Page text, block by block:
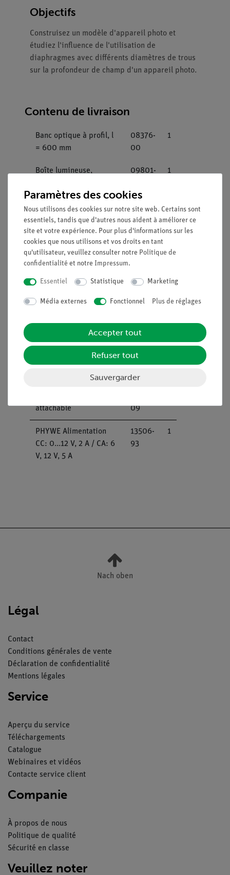
Objectifs
Construisez un modèle d'appareil photo et
étudiez l'influence de l'utilisation de
diaphragmes avec différents diamètres de trous
sur la profondeur de champ d'un appareil photo.
Contenu de livraison
Banc optique à profil, l
= 600 mm
08376-
00
1
Boîte lumineuse,
09801-
1
Support avec tige pour
boîte lumineuse
09802-
20
1
Diaphragmes à trou, jeu
de 4 (d = 1/2/3/5 mm),
50 x 50 mm
09815-
00
d=20mm
01
Lentille sur curseur,
09820-
01
1
Curseur pour banc
09822-
00
attachable
09
PHYWE Alimentation
CC: 0...12 V, 2 A / CA: 6
V, 12 V, 5 A
13506-
93
1
Nach oben
Légal
Contact
Conditions générales de vente
Déclaration de confidentialité
Mentions légales
Service
Aperçu du service
Téléchargements
Catalogue
Webinaires et vidéos
Contacte service client
Companie
À propos de nous
Politique de qualité
Sécurité en classe
Veuillez noter
Paramètres des cookies
Nous utilisons des cookies sur notre site web. Certains sont
essentiels, tandis que d'autres nous aident à améliorer ce
site et votre expérience. Pour plus d'informations sur les
cookies que nous utilisons et vos droits en tant
qu'utilisateur, veuillez consulter notre Politique de
confidentialité et notre Impressum.
Essentiel Statistique Marketing
Média externes Fonctionnel Plus de réglages
Accepter tout
Refuser tout
Sauvergarder